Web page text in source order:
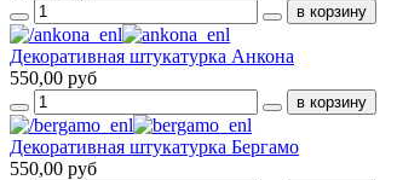
Декоративная штукатурка Анкона
550,00 руб
Декоративная штукатурка Бергамо
550,00 руб